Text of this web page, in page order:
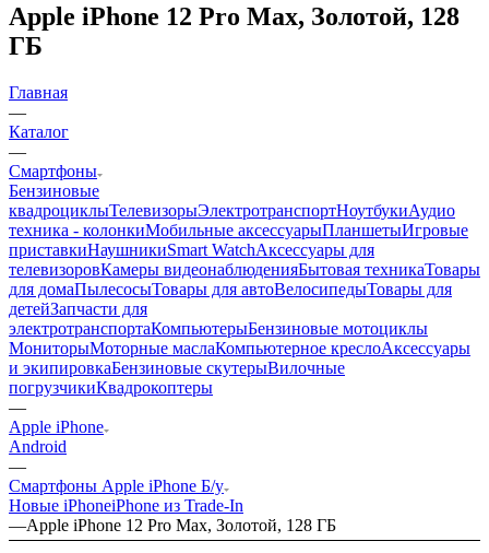
Apple iPhone 12 Pro Max, Золотой, 128
ГБ
Главная
—
Каталог
—
Смартфоны
Бензиновые
квадроциклыТелевизорыЭлектротранспортНоутбукиАудио
техника - колонкиМобильные аксессуарыПланшетыИгровые
приставкиНаушникиSmart WatchАксессуары для
телевизоровКамеры видеонаблюденияБытовая техникаТовары
для домаПылесосыТовары для автоВелосипедыТовары для
детейЗапчасти для
электротранспортаКомпьютерыБензиновые мотоциклы
МониторыМоторные маслаКомпьютерное креслоАксессуары
и экипировкаБензиновые скутерыВилочные
погрузчикиКвадрокоптеры
—
Apple iPhone
Android
—
Смартфоны Apple iPhone Б/у
Новые iPhoneiPhone из Trade-In
—Apple iPhone 12 Pro Max, Золотой, 128 ГБ